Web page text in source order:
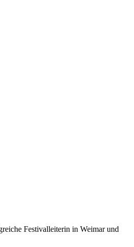
Fes­ti­val­lei­te­rin in Wei­mar und